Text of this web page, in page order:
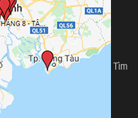
Tìm